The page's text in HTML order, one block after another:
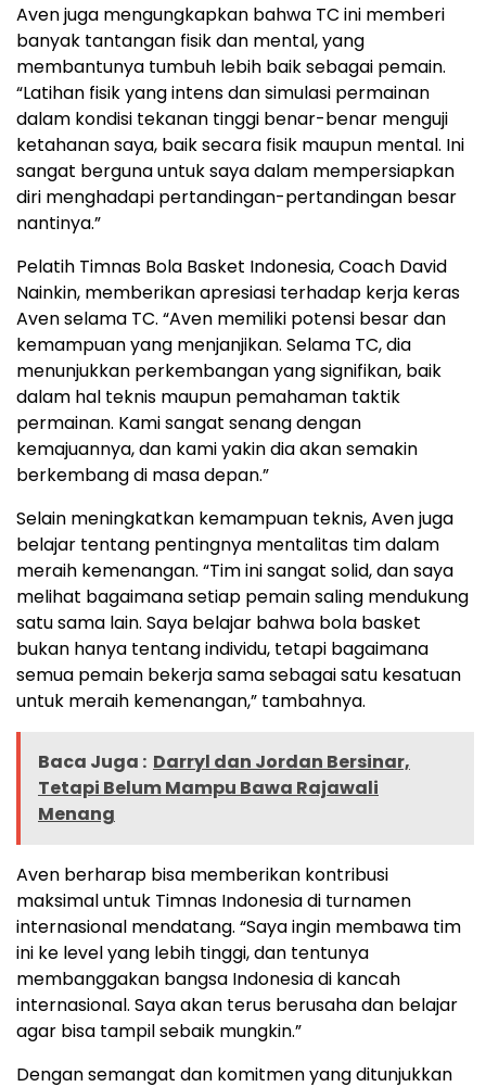
Aven juga mengungkapkan bahwa TC ini memberi
banyak tantangan fisik dan mental, yang
membantunya tumbuh lebih baik sebagai pemain.
“Latihan fisik yang intens dan simulasi permainan
dalam kondisi tekanan tinggi benar-benar menguji
ketahanan saya, baik secara fisik maupun mental. Ini
sangat berguna untuk saya dalam mempersiapkan
diri menghadapi pertandingan-pertandingan besar
nantinya.”
Pelatih Timnas Bola Basket Indonesia, Coach David
Nainkin, memberikan apresiasi terhadap kerja keras
Aven selama TC. “Aven memiliki potensi besar dan
kemampuan yang menjanjikan. Selama TC, dia
menunjukkan perkembangan yang signifikan, baik
dalam hal teknis maupun pemahaman taktik
permainan. Kami sangat senang dengan
kemajuannya, dan kami yakin dia akan semakin
berkembang di masa depan.”
Selain meningkatkan kemampuan teknis, Aven juga
belajar tentang pentingnya mentalitas tim dalam
meraih kemenangan. “Tim ini sangat solid, dan saya
melihat bagaimana setiap pemain saling mendukung
satu sama lain. Saya belajar bahwa bola basket
bukan hanya tentang individu, tetapi bagaimana
semua pemain bekerja sama sebagai satu kesatuan
untuk meraih kemenangan,” tambahnya.
Baca Juga : Darryl dan Jordan Bersinar,
Tetapi Belum Mampu Bawa Rajawali
Menang
Aven berharap bisa memberikan kontribusi
maksimal untuk Timnas Indonesia di turnamen
internasional mendatang. “Saya ingin membawa tim
ini ke level yang lebih tinggi, dan tentunya
membanggakan bangsa Indonesia di kancah
internasional. Saya akan terus berusaha dan belajar
agar bisa tampil sebaik mungkin.”
Dengan semangat dan komitmen yang ditunjukkan